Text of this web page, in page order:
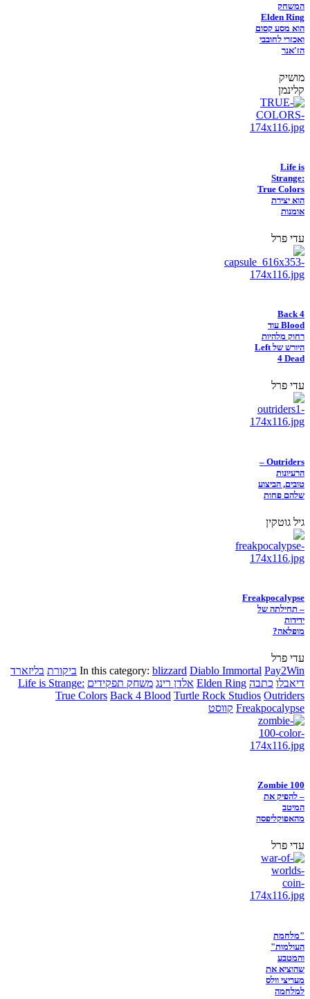
המשחק
Elden Ring
הוא מסע קסום
ואכזרי לחובבי
הז'אנר
מושיק
קלינמן
Life is
Strange:
True Colors
הוא יצירת
אומנות
עדי פרל
Back 4
Blood עוד
רחוק מלהיות
היורש של Left
4 Dead
עדי פרל
Outriders –
הרעיונות
טובים, הביצוע
שלהם פחות
גיל גוטקין
Freakpocalypse
– תחילתה של
ידידות
מופלאה?
עדי פרל
In this category: blizzard Diablo Immortal Pay2Win ביקורת בליזארד
דיאבלו כתבה Elden Ring אלדן רינג משחק תפקידים Life is Strange:
True Colors Back 4 Blood Turtle Rock Studios Outriders
Freakpocalypse קווסט
Zombie 100
– להפיק את
המיטב
מהאפוקליפסה
עדי פרל
"מלחמת
העולמות"
והמטבע
שהוציא את
מעריצי וולס
למלחמה